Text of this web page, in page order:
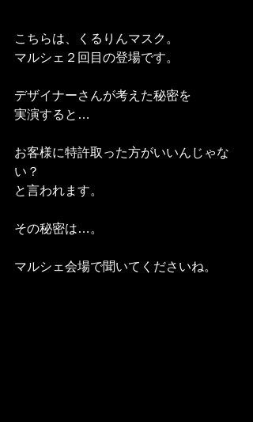
こちらは、くるりんマスク。
マルシェ２回目の登場です。
デザイナーさんが考えた秘密を
実演すると…
お客様に特許取った方がいいんじゃな
い？
と言われます。
その秘密は…。
マルシェ会場で聞いてくださいね。